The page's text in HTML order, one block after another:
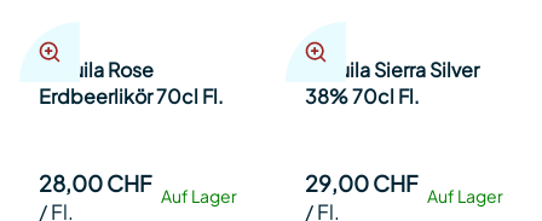
Tequila Rose
Erdbeerlikör 70cl Fl.
Auf Lager
28,00 CHF
/Fl.
Tequila Sierra Silver
38% 70cl Fl.
Auf Lager
29,00 CHF
/Fl.